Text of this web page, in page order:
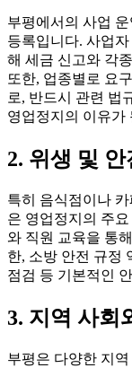
부평에서의 사업
등록입니다. 사업
해 세금 신고와 각
또한, 업종별로 요
로, 반드시 관련 법
영업정지의 이유가
2. 위생 및
특히 음식점이나
은 영업정지의 주
와 직원 교육을 통
한, 소방 안전 규정
점검 등 기본적인
3. 지역 사회
부평은 다양한 지